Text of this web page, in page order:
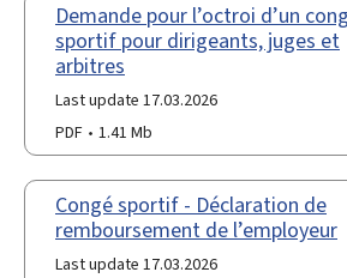
Demande pour l’octroi d’un
sportif pour dirigeants, juges et
arbitres
Last update 17.03.2026
PDF
1.41 Mb
Congé sportif - Déclaration de
remboursement de l’employeur
Last update 17.03.2026